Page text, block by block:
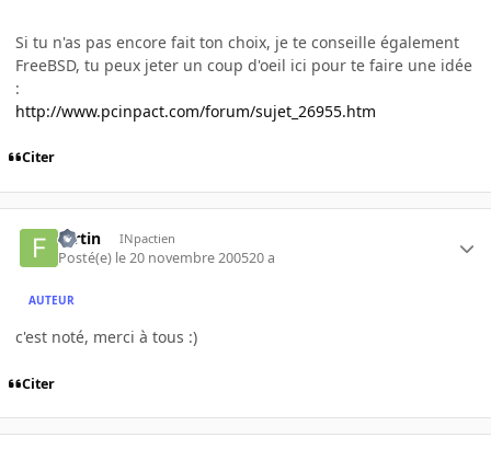
Si tu n'as pas encore fait ton choix, je te conseille également
FreeBSD, tu peux jeter un coup d'oeil ici pour te faire une idée
:
http://www.pcinpact.com/forum/sujet_26955.htm
Citer
fortin INpactien
Posté(e) le 20 novembre 200520 a
AUTEUR
c'est noté, merci à tous :)
Citer